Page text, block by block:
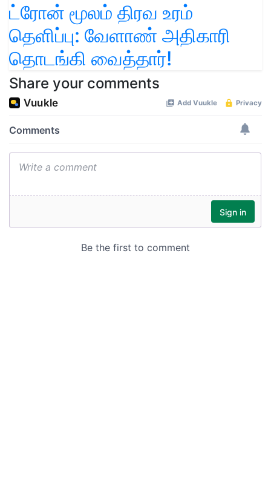
ட்ரோன் மூலம் திரவ உரம்
தெளிப்பு: வேளாண் அதிகாரி
தொடங்கி வைத்தார்!
Share your comments